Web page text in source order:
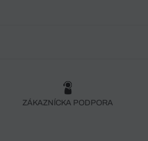
ZÁKAZNÍCKA PODPORA